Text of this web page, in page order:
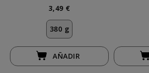
3,49 €
380 g
AÑADIR